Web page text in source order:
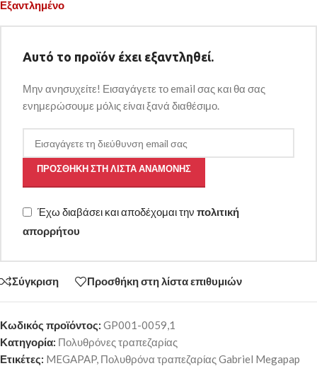
Εξαντλημένο
Αυτό το προϊόν έχει εξαντληθεί.
Μην ανησυχείτε! Εισαγάγετε το email σας και θα σας
ενημερώσουμε μόλις είναι ξανά διαθέσιμο.
ΠΡΟΣΘΉΚΗ ΣΤΗ ΛΊΣΤΑ ΑΝΑΜΟΝΉΣ
Έχω διαβάσει και αποδέχομαι την πολιτική
απορρήτου
Σύγκριση Προσθήκη στη λίστα επιθυμιών
Κωδικός προϊόντος: GP001-0059,1
Κατηγορία: Πολυθρόνες τραπεζαρίας
Ετικέτες: MEGAPAP, Πολυθρόνα τραπεζαρίας Gabriel Megapap